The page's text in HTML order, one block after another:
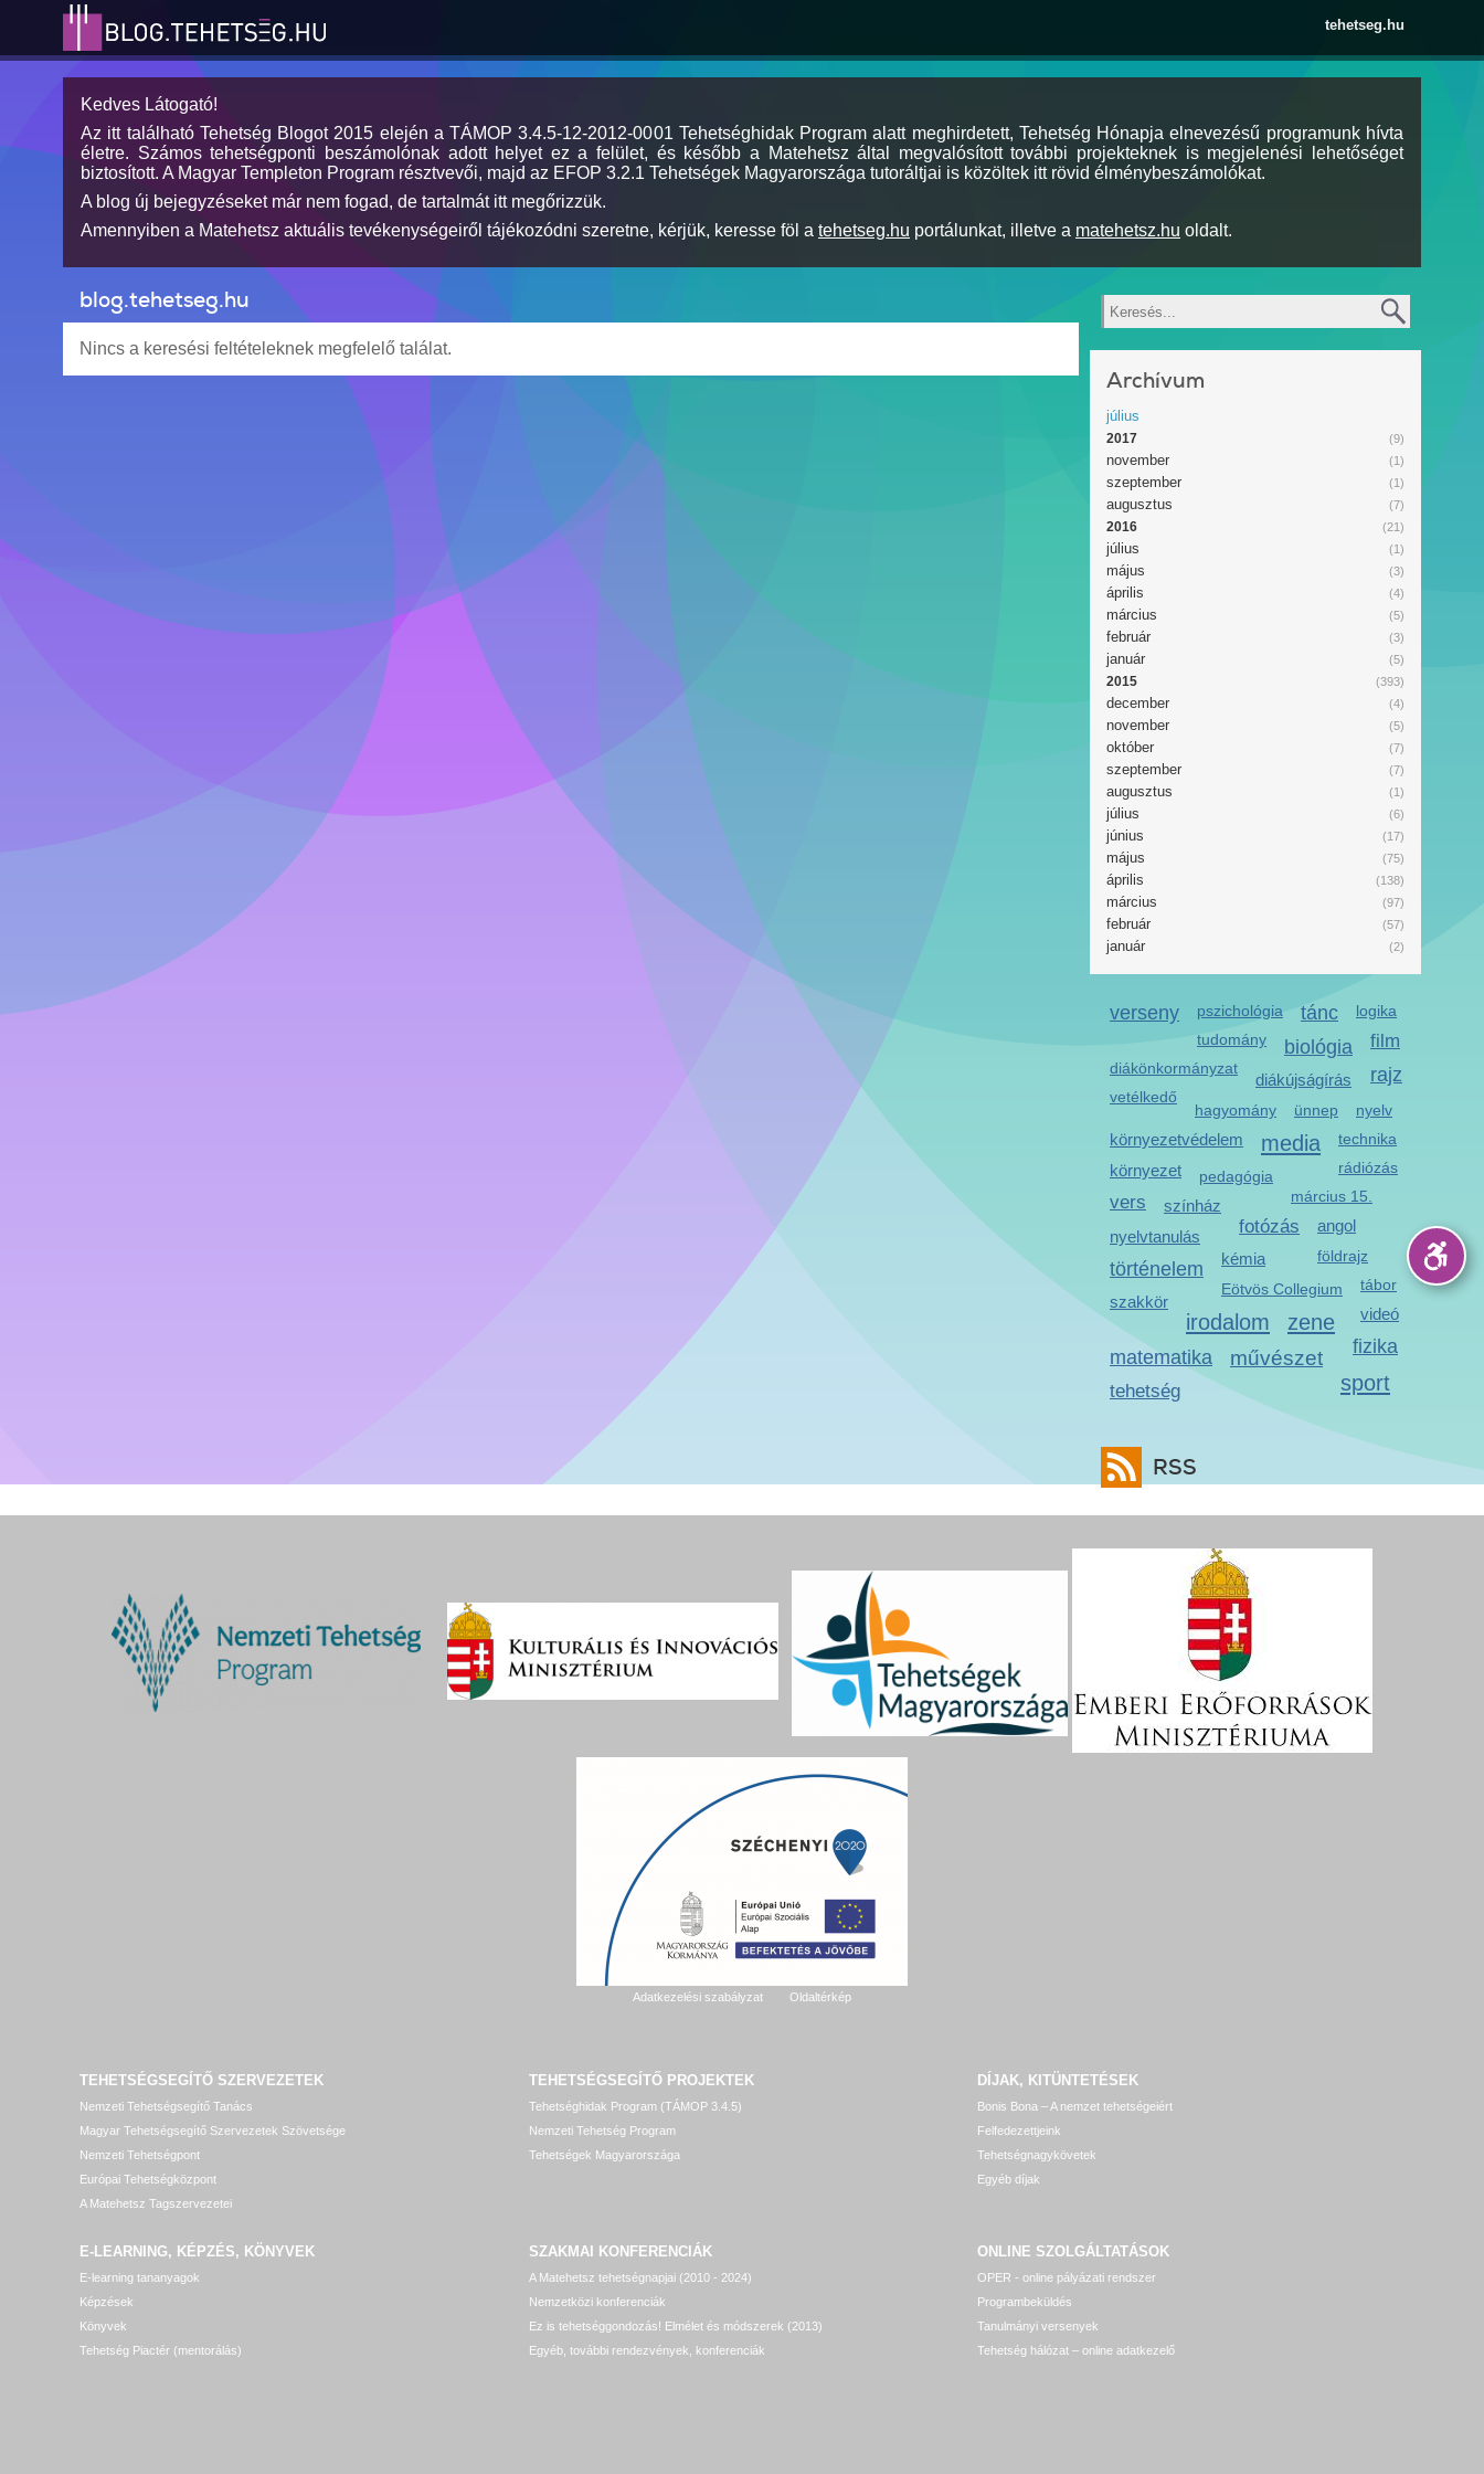
tehetseg.hu
Kedves Látogató!
Az itt található Tehetség Blogot 2015 elején a TÁMOP 3.4.5-12-2012-0001 Tehetséghidak Program alatt meghirdetett, Tehetség Hónapja elnevezésű programunk hívta
életre. Számos tehetségponti beszámolónak adott helyet ez a felület, és később a Matehetsz által megvalósított további projekteknek is megjelenési lehetőséget
biztosított. A Magyar Templeton Program résztvevői, majd az EFOP 3.2.1 Tehetségek Magyarországa tutoráltjai is közöltek itt rövid élménybeszámolókat.
A blog új bejegyzéseket már nem fogad, de tartalmát itt megőrizzük.
Amennyiben a Matehetsz aktuális tevékenységeiről tájékozódni szeretne, kérjük, keresse föl a tehetseg.hu portálunkat, illetve a matehetsz.hu oldalt.
blog.tehetseg.hu
Nincs a keresési feltételeknek megfelelő találat.
Keresés
Archívum
július
(9)
2017
(1)
november
(1)
szeptember
(7)
augusztus
(21)
2016
(1)
július
(3)
május
(4)
április
(5)
március
(3)
február
(5)
január
(393)
2015
(4)
december
(5)
november
(7)
október
(7)
szeptember
(1)
augusztus
(6)
július
(17)
június
(75)
május
(138)
április
(97)
március
(57)
február
(2)
január
verseny pszichológia tánc
tudomány
diákönkormányzat
biológia
logika
diákújságírás
vetélkedő
hagyomány
film
ünnep
környezetvédelem media technika
környezet rádiózás
pedagógia
március 15.
vers
rajz
színház
fotózás angol
nyelv
nyelvtanulás
földrajz
történelem kémia
Eötvös Collegium
szakkör
tábor
videó
irodalom zene
matematika fizika
művészet
sport
tehetség
RSS
Adatkezelési szabályzat Oldaltérkép
TEHETSÉGSEGÍTŐ SZERVEZETEK
Nemzeti Tehetségsegítő Tanács
Magyar Tehetségsegítő Szervezetek Szövetsége
Nemzeti Tehetségpont
Európai Tehetségközpont
A Matehetsz Tagszervezetei
TEHETSÉGSEGÍTŐ PROJEKTEK
Tehetséghidak Program (TÁMOP 3.4.5)
Nemzeti Tehetség Program
Tehetségek Magyarországa
DÍJAK, KITÜNTETÉSEK
Bonis Bona – A nemzet tehetségeiért
Felfedezettjeink
Tehetségnagykövetek
Egyéb díjak
E-LEARNING, KÉPZÉS, KÖNYVEK
E-learning tananyagok
Képzések
Könyvek
Tehetség Piactér (mentorálás)
SZAKMAI KONFERENCIÁK
A Matehetsz tehetségnapjai (2010 - 2024)
Nemzetközi konferenciák
Ez is tehetséggondozás! Elmélet és módszerek (2013)
Egyéb, további rendezvények, konferenciák
ONLINE SZOLGÁLTATÁSOK
OPER - online pályázati rendszer
Programbeküldés
Tanulmányi versenyek
Tehetség hálózat – online adatkezelő